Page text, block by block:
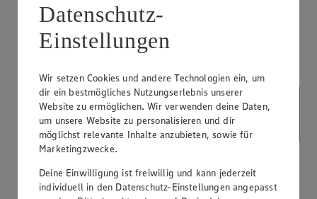
Datenschutz-
Einstellungen
Wir setzen Cookies und andere Technologien ein, um
dir ein bestmögliches Nutzungserlebnis unserer
Website zu ermöglichen. Wir verwenden deine Daten,
um unsere Website zu personalisieren und dir
möglichst relevante Inhalte anzubieten, sowie für
Marketingzwecke.
Deine Einwilligung ist freiwillig und kann jederzeit
individuell in den Datenschutz-Einstellungen angepasst